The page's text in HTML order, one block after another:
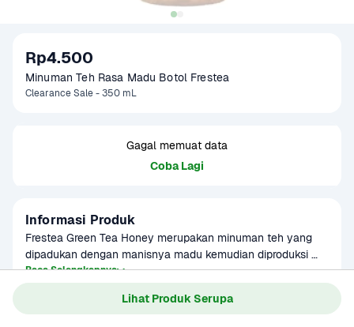
Lihat Produk Serupa
Rp4.500
Minuman Teh Rasa Madu Botol Frestea
Clearance Sale - 350 mL
Gagal memuat data
Coba Lagi
Informasi Produk
Frestea Green Tea Honey merupakan minuman teh yang
dipadukan dengan manisnya madu kemudian diproduksi
menggunakan teknologi modern dan higienis karena
dihasilkan dari daun teh dan komposisi pendukung pilihan
Baca Selengkapnya
Kategori
Minuman Ringan
1-3 bulan